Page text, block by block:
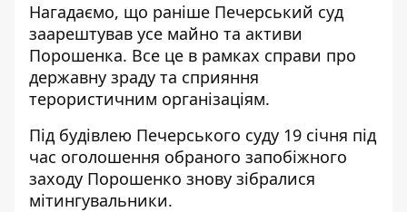
Нагадаємо, що раніше Печерський суд
заарештував усе майно та активи
Порошенка. Все це в рамках справи про
державну зраду та сприяння
терористичним організаціям.
Під будівлею Печерського суду 19 січня під
час оголошення обраного запобіжного
заходу Порошенко знову зібралися
мітингувальники.